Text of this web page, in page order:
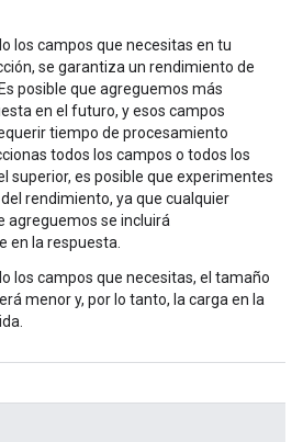
los campos que necesitas en tu
se garantiza un rendimiento de
posible que agreguemos más
en el futuro, y esos campos
tiempo de procesamiento
todos los campos o todos los
superior, es posible que experimentes
rendimiento, ya que cualquier
agreguemos se incluirá
en la respuesta.
los campos que necesitas, el tamaño
menor y, por lo tanto, la carga en la